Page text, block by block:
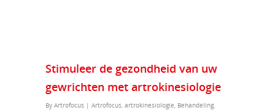
Stimuleer de gezondheid van uw
gewrichten met artrokinesiologie
By Artrofocus | Artrofocus, artrokinesiologie, Behandeling,